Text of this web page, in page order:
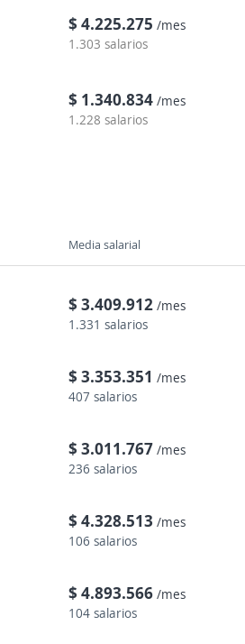
$ 4.225.275 /mes
1.303 salarios
$ 1.340.834 /mes
1.228 salarios
Media salarial
$ 3.409.912 /mes
1.331 salarios
$ 3.353.351 /mes
407 salarios
$ 3.011.767 /mes
236 salarios
$ 4.328.513 /mes
106 salarios
$ 4.893.566 /mes
104 salarios